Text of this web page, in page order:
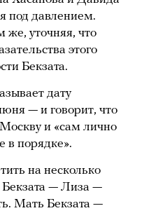
под давлением.
же, уточняя, что
этого
Бекзата.
дату
— и говорит, что
и «сам лично
в порядке».
на несколько
Бекзата — Лиза —
Мать Бекзата —